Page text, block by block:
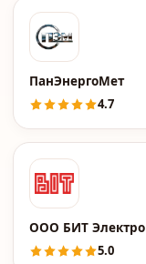
ПанЭнергоМет
4.7
ООО БИТ Электро
5.0